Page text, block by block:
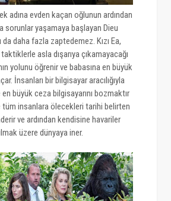
adına evden kaçan oğlunun ardından
sorunlar yaşamaya başlayan Dieu
daha fazla zaptedemez. Kızı Ea,
asla dışarıya çıkamayacağı
yolunu öğrenir ve babasına en büyük
İnsanları bir bilgisayar aracılığıyla
büyük ceza bilgisayarını bozmaktır
tüm insanlara ölecekleri tarihi belirten
ve ardından kendisine havariler
üzere dünyaya iner.